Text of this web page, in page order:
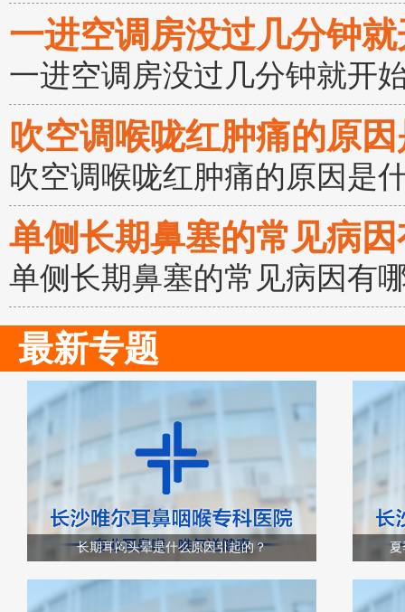
一进空调房没过几分钟
一进空调房没过几分钟就开
吹空调喉咙红肿痛的原
吹空调喉咙红肿痛的原因是
单侧长期鼻塞的常见病
单侧长期鼻塞的常见病因有
最新专题
长期耳闷头晕是什么原因引起的？ 夏